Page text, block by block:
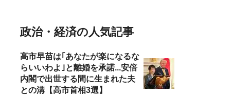
政治・経済の人気記事
高市早苗は｢あなたが楽になるな
らいいわよ｣と離婚を承諾...安倍
内閣で出世する間に生まれた夫
との溝【高市首相3選】